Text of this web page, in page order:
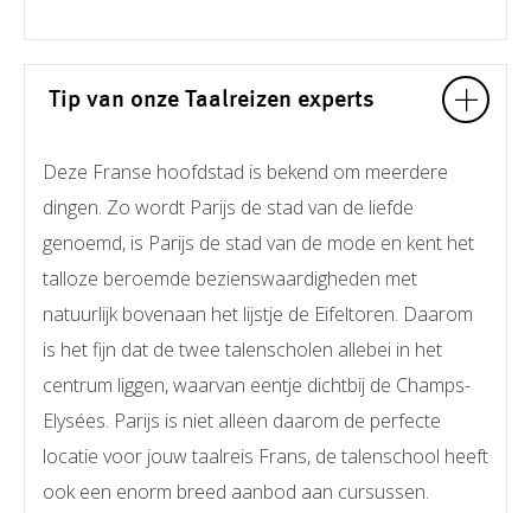
Tip van onze Taalreizen experts
Deze Franse hoofdstad is bekend om meerdere
dingen. Zo wordt Parijs de stad van de liefde
genoemd, is Parijs de stad van de mode en kent het
talloze beroemde bezienswaardigheden met
natuurlijk bovenaan het lijstje de Eifeltoren. Daarom
is het fijn dat de twee talenscholen allebei in het
centrum liggen, waarvan eentje dichtbij de Champs-
Elysées. Parijs is niet alleen daarom de perfecte
locatie voor jouw taalreis Frans, de talenschool heeft
ook een enorm breed aanbod aan cursussen.